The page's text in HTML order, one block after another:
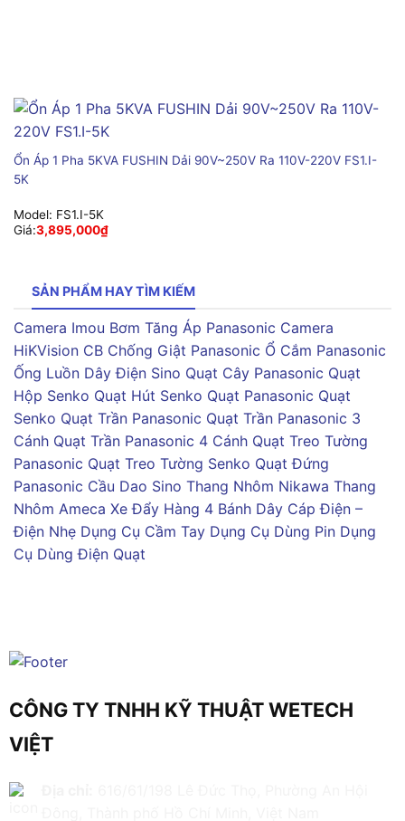
Ổn Áp 1 Pha 5KVA FUSHIN Dải 90V~250V Ra 110V-220V FS1.I-
5K
Model: FS1.I-5K
Giá:3,895,000₫
SẢN PHẨM HAY TÌM KIẾM
Camera Imou Bơm Tăng Áp Panasonic Camera
HiKVision CB Chống Giật Panasonic Ổ Cắm Panasonic
Ống Luồn Dây Điện Sino Quạt Cây Panasonic Quạt
Hộp Senko Quạt Hút Senko Quạt Panasonic Quạt
Senko Quạt Trần Panasonic Quạt Trần Panasonic 3
Cánh Quạt Trần Panasonic 4 Cánh Quạt Treo Tường
Panasonic Quạt Treo Tường Senko Quạt Đứng
Panasonic Cầu Dao Sino Thang Nhôm Nikawa Thang
Nhôm Ameca Xe Đẩy Hàng 4 Bánh Dây Cáp Điện –
Điện Nhẹ Dụng Cụ Cầm Tay Dụng Cụ Dùng Pin Dụng
Cụ Dùng Điện Quạt
CÔNG TY TNHH KỸ THUẬT WETECH
VIỆT